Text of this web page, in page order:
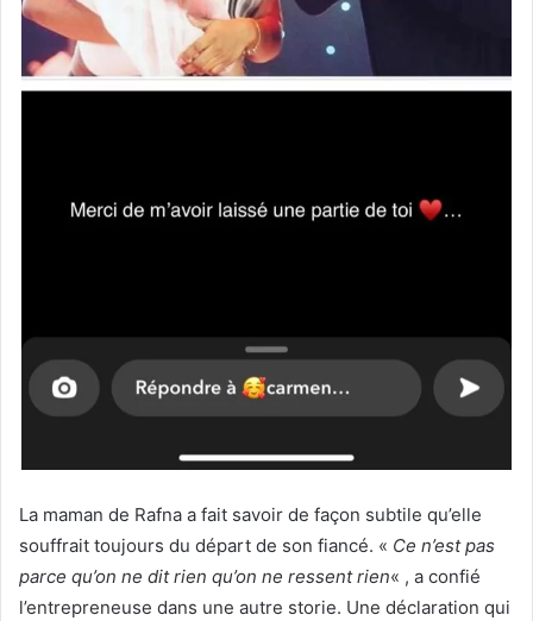
La maman de Rafna a fait savoir de façon subtile qu’elle
souffrait toujours du départ de son fiancé. « Ce n’est pas
parce qu’on ne dit rien qu’on ne ressent rien« , a confié
l’entrepreneuse dans une autre storie. Une déclaration qui